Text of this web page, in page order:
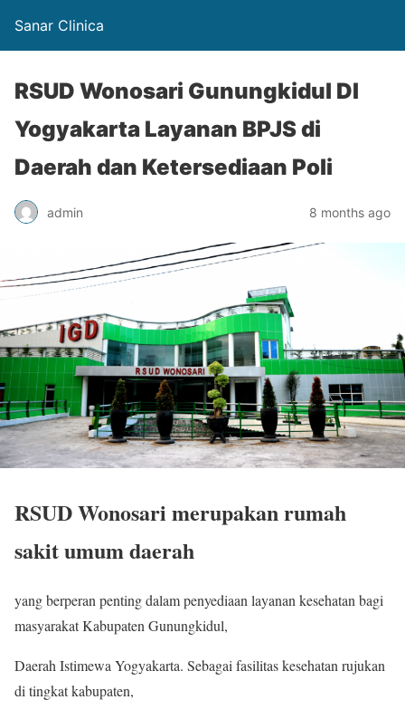
Sanar Clinica
RSUD Wonosari Gunungkidul DI
Yogyakarta Layanan BPJS di
Daerah dan Ketersediaan Poli
admin 8 months ago
RSUD Wonosari merupakan rumah
sakit umum daerah
yang berperan penting dalam penyediaan layanan kesehatan bagi
masyarakat Kabupaten Gunungkidul,
Daerah Istimewa Yogyakarta. Sebagai fasilitas kesehatan rujukan
di tingkat kabupaten,